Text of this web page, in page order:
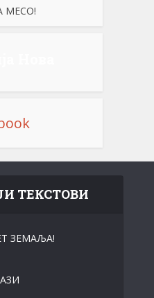
МЕСО!
ТЕКСТОВИ
ЗЕМАЉА!